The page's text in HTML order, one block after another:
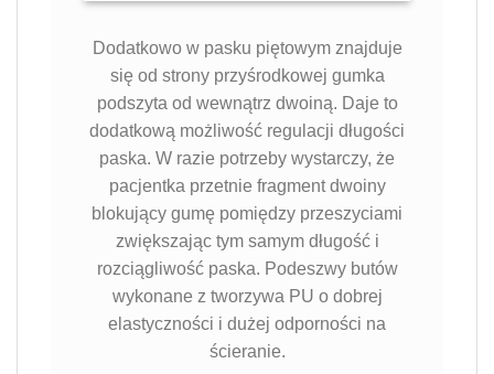
Dodatkowo w pasku piętowym znajduje
się od strony przyśrodkowej gumka
podszyta od wewnątrz dwoiną. Daje to
dodatkową możliwość regulacji długości
paska. W razie potrzeby wystarczy, że
pacjentka przetnie fragment dwoiny
blokujący gumę pomiędzy przeszyciami
zwiększając tym samym długość i
rozciągliwość paska. Podeszwy butów
wykonane z tworzywa PU o dobrej
elastyczności i dużej odporności na
ścieranie.